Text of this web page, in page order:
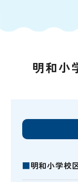
明和小
■明和小学校